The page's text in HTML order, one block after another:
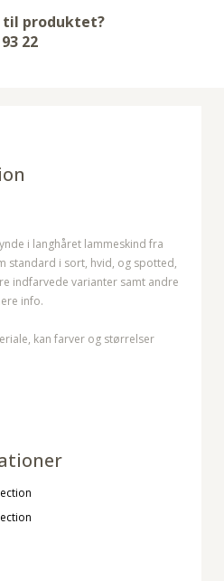
til produktet?
22
i langhåret lammeskind fra
standard i sort, hvid, og spotted,
indfarvede varianter samt andre
info.
kan farver og størrelser